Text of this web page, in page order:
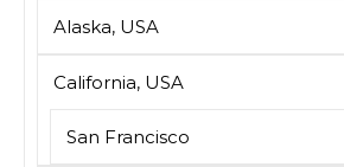
Alaska, USA
California, USA
San Francisco